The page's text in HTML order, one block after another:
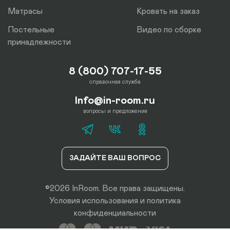
Матрасы
Постельные
принадлежности
Кровать на заказ
Видео по сборке
ЗАДАЙТЕ ВАШ ВОПРОС
8 (800) 707-17-55
справочная служба
Info@in-room.ru
вопросы и предложения
©2026 InRoom. Все права защищены.
Условия использования и политика
конфиденциальности